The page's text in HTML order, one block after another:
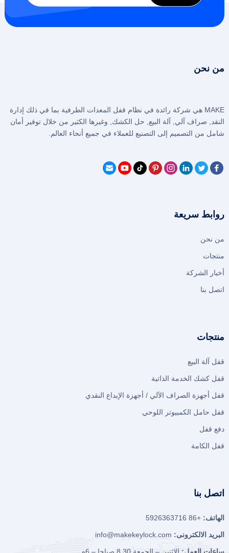
من نحن
MAKE هي شركة رائدة في نظام قفل المعدات الطرفية بما في ذلك إدارة
النقد, صراف آلي, آلة البيع, حل الكشك, وغيرها الكثير من خلال توفير أمان
شامل من التصميم إلى التصنيع للعملاء في جميع أنحاء العالم.
روابط سريعة
من نحن
منتجات
أخبار الشركة
اتصل بنا
منتجات
قفل آلة البيع
قفل كشك الخدمة الذاتية
قفل أجهزة الصراف الآلي / أجهزة الإيداع النقدي
قفل حامل الكمبيوتر اللوحي
دفع قفل
قفل الكامة
اتصل بنا
الهاتف: +86 5926363716
البريد الالكترونى: info@makekeylock.com
ساعات العمل: الاثنين – الجمعة 8.30 صباحا – 6م